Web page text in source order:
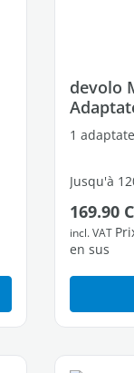
devolo
1
Jusqu'à
2 ports
Prix
169.90
incl. VAT
en sus